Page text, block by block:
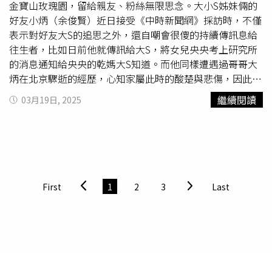
人」，他要網友去爬文、查證所有的新聞，「到底是誰放出
來的消息比較多，你看汪（小菲）那邊說話了嗎？汪小菲那
邊就只有張蘭在說話」。
金寶山玫瑰園，留給親友、粉絲無限思念。大小S姊妹倆的
好友小炳（余俊賢）近日接受《中時新聞網》採訪時，不僅
表示對好友大S的追思之外，還自嘲會很傻的持續傳訊息給
往生者，比如日前他就傳訊給大S，將女兒央央考上研究所
的消息通知給央央的乾媽大S知道。而他同樣遭遇過哥哥大
炳在北京驟逝的經歷，心知家屬此時的酸楚與悲傷，因此對
如今的小S感到十分心疼。據《中時新聞網》獨家報導，小
炳在受訪時回憶起2012年大炳在北京病逝那天，他打電話
宵夜喝酒？』小S曾笑過我說：「萬一他真的接了呢？』」
小炳還表示自己現在也對大S做著一樣的事，「我日前有傳
03月19日, 2025 繼續閱讀
First 1 2 3 Last